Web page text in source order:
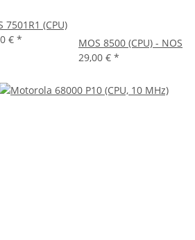
7501R1 (CPU)
€ *
MOS 8500 (CPU) - NOS
29,00 € *